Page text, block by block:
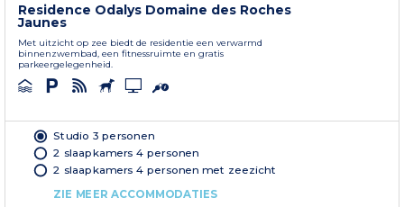
Residence Odalys Domaine des Roches
Jaunes
Met uitzicht op zee biedt de residentie een verwarmd
binnenzwembad, een fitnessruimte en gratis
parkeergelegenheid.
Studio 3 personen
2 slaapkamers 4 personen
2 slaapkamers 4 personen met zeezicht
ZIE MEER ACCOMMODATIES